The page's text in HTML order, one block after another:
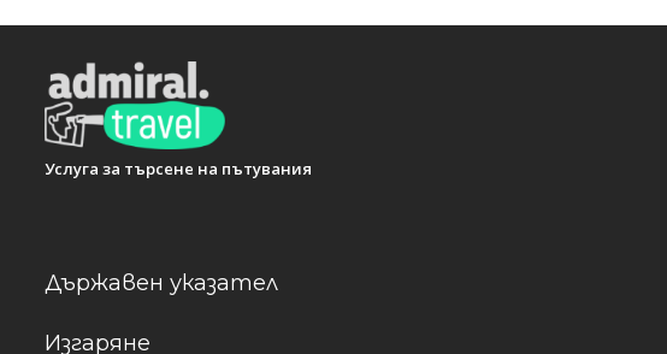
Услуга за търсене на пътувания
Държавен указател
Изгаряне